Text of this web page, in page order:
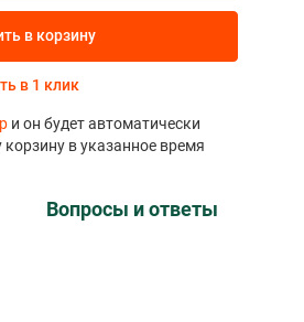
в корзину
в 1 клик
и он будет автоматически
в указанное время
Вопросы и ответы